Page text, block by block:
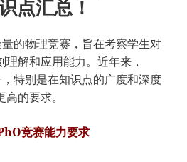
点汇总！
的物理竞赛，旨在考察学生对
解和应用能力。近年来，
特别是在知识点的广度和深度
的要求。
竞赛能力要求